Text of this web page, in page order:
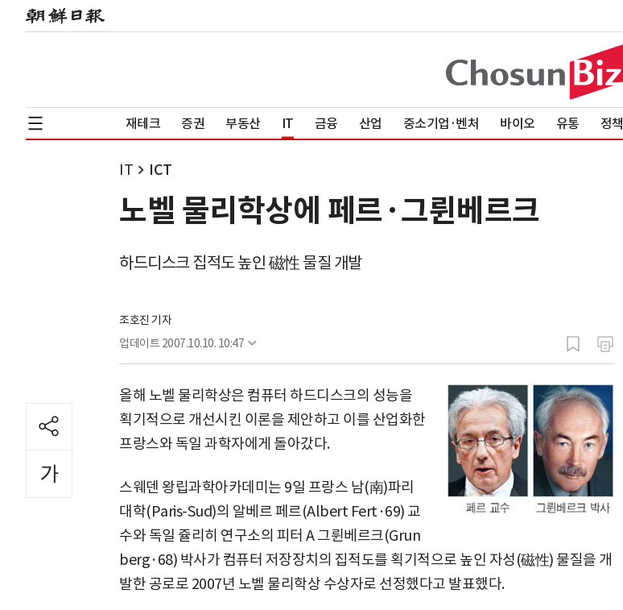
재테크 증권 부동산 IT 금융 산업 중소기업·벤처 바이오 유통 정책
IT ICT
노벨 물리학상에 페르·그륀베르크
하드디스크 집적도 높인 磁性 물질 개발
조호진 기자
업데이트 2007.10.10. 10:47
올해 노벨 물리학상은 컴퓨터 하드디스크의 성능을
획기적으로 개선시킨 이론을 제안하고 이를 산업화한
프랑스와 독일 과학자에게 돌아갔다.
스웨덴 왕립과학아카데미는 9일 프랑스 남(南)파리
대학(Paris-Sud)의 알베르 페르(Albert Fert·69) 교
수와 독일 쥴리히 연구소의 피터 A 그륀베르크(Grun
berg·68) 박사가 컴퓨터 저장장치의 집적도를 획기적으로 높인 자성(磁性) 물질을 개
발한 공로로 2007년 노벨 물리학상 수상자로 선정했다고 발표했다.